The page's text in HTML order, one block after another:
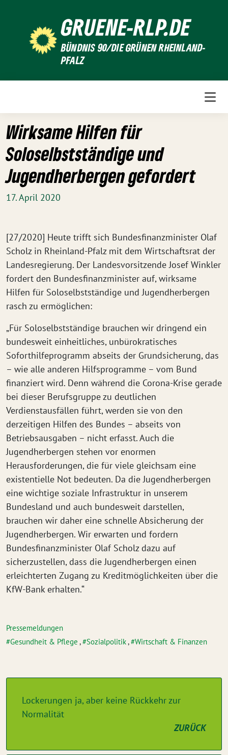
GRUENE-RLP.DE
BÜNDNIS 90/DIE GRÜNEN RHEINLAND-
PFALZ
Wirksame Hilfen für
Soloselbstständige und
Jugendherbergen gefordert
17. April 2020
[27/2020] Heute trifft sich Bundesfinanzminister Olaf
Scholz in Rheinland-Pfalz mit dem Wirtschaftsrat der
Landesregierung. Der Landesvorsitzende Josef Winkler
fordert den Bundesfinanzminister auf, wirksame
Hilfen für Soloselbstständige und Jugendherbergen
rasch zu ermöglichen:
„Für Soloselbstständige brauchen wir dringend ein
bundesweit einheitliches, unbürokratisches
Soforthilfeprogramm abseits der Grundsicherung, das
– wie alle anderen Hilfsprogramme – vom Bund
finanziert wird. Denn während die Corona-Krise gerade
bei dieser Berufsgruppe zu deutlichen
Verdienstausfällen führt, werden sie von den
derzeitigen Hilfen des Bundes – abseits von
Betriebsausgaben – nicht erfasst. Auch die
Jugendherbergen stehen vor enormen
Herausforderungen, die für viele gleichsam eine
existentielle Not bedeuten. Da die Jugendherbergen
eine wichtige soziale Infrastruktur in unserem
Bundesland und auch bundesweit darstellen,
brauchen wir daher eine schnelle Absicherung der
Jugendherbergen. Wir erwarten und fordern
Bundesfinanzminister Olaf Scholz dazu auf
sicherzustellen, dass die Jugendherbergen einen
erleichterten Zugang zu Kreditmöglichkeiten über die
KfW-Bank erhalten.“
Pressemeldungen
Gesundheit & Pflege , Sozialpolitik, Wirtschaft & Finanzen
Lockerungen ja, aber keine Rückkehr zur
Normalität
ZURÜCK